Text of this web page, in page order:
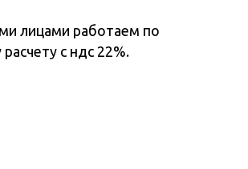
лицами работаем по
с ндс 22%.